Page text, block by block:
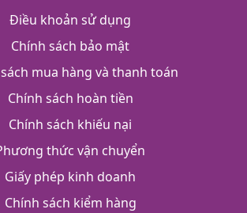
Điều khoản sử dụng
Chính sách bảo mật
mua hàng và thanh toán
Chính sách hoàn tiền
Chính sách khiếu nại
thức vận chuyển
Giấy phép kinh doanh
Chính sách kiểm hàng